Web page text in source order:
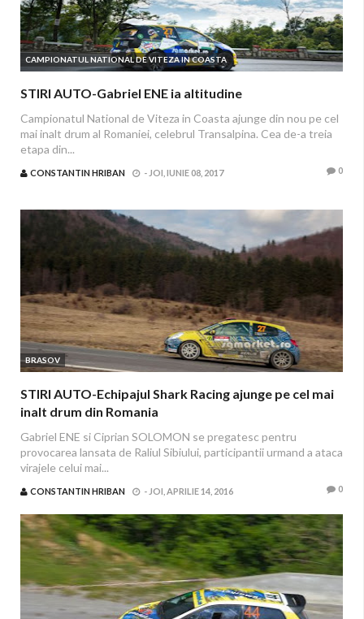
CAMPIONATUL NATIONAL DE VITEZA IN COASTA
STIRI AUTO-Gabriel ENE ia altitudine
Campionatul National de Viteza in Coasta ajunge din nou pe cel
mai inalt drum al Romaniei, celebrul Transalpina. Cea de-a treia
etapa din...
CONSTANTIN HRIBAN - JOI, IUNIE 08, 2017 0
BRASOV
STIRI AUTO-Echipajul Shark Racing ajunge pe cel mai
inalt drum din Romania
Gabriel ENE si Ciprian SOLOMON se pregatesc pentru
provocarea lansata de Raliul Sibiului, participantii urmand a ataca
virajele celui mai...
CONSTANTIN HRIBAN - JOI, APRILIE 14, 2016 0